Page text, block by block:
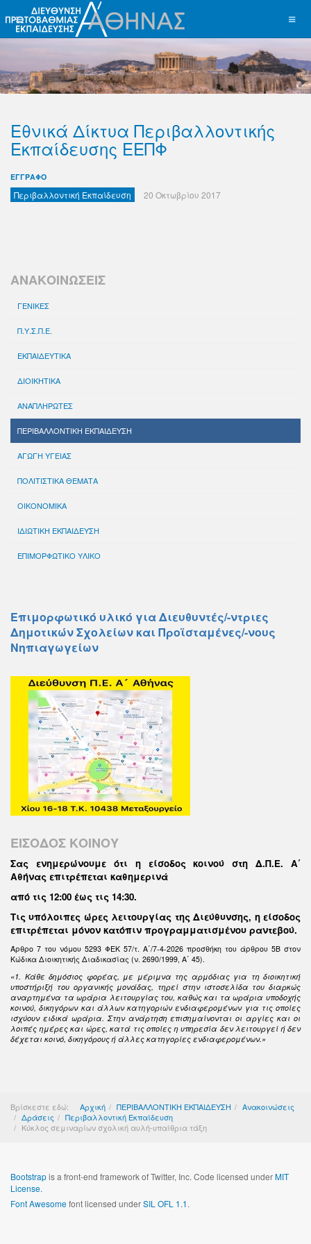
Eθνικά Δίκτυα Περιβαλλοντικής
Εκπαίδευσης ΕΕΠΦ
ΕΓΓΡΑΦΟ
Περιβαλλοντική Εκπαίδευση 20 Οκτωβρίου 2017
ΑΝΑΚΟΙΝΩΣΕΙΣ
ΓΕΝΙΚΕΣ
Π.Υ.Σ.Π.Ε.
ΕΚΠΑΙΔΕΥΤΙΚΑ
ΔΙΟΙΚΗΤΙΚΑ
ΑΝΑΠΛΗΡΩΤΕΣ
ΠΕΡΙΒΑΛΛΟΝΤΙΚΗ ΕΚΠΑΙΔΕΥΣΗ
ΑΓΩΓΗ ΥΓΕΙΑΣ
ΠΟΛΙΤΙΣΤΙΚΑ ΘΕΜΑΤΑ
ΟΙΚΟΝΟΜΙΚΑ
ΙΔΙΩΤΙΚΗ ΕΚΠΑΙΔΕΥΣΗ
ΕΠΙΜΟΡΦΩΤΙΚΟ ΥΛΙΚΟ
Επιμορφωτικό υλικό για Διευθυντές/-ντριες
Δημοτικών Σχολείων και Προϊσταμένες/-νους
Νηπιαγωγείων
ΕΙΣΟΔΟΣ ΚΟΙΝΟΥ
Σας ενημερώνουμε ότι η είσοδος κοινού στη Δ.Π.Ε. Α΄
Αθήνας επιτρέπεται καθημερινά
από τις 12:00 έως τις 14:30.
Τις υπόλοιπες ώρες λειτουργίας της Διεύθυνσης, η είσοδος
επιτρέπεται μόνον κατόπιν προγραμματισμένου ραντεβού.
Άρθρο 7 του νόμου 5293 ΦΕΚ 57/τ. Α΄/7-4-2026 προσθήκη του άρθρου 5Β στον
Κώδικα Διοικητικής Διαδικασίας (ν. 2690/1999, Α΄ 45).
«1. Κάθε δημόσιος φορέας, με μέριμνα της αρμόδιας για τη διοικητική
υποστήριξή του οργανικής μονάδας, τηρεί στην ιστοσελίδα του διαρκώς
αναρτημένα τα ωράρια λειτουργίας του, καθώς και τα ωράρια υποδοχής
κοινού, δικηγόρων και άλλων κατηγοριών ενδιαφερομένων για τις οποίες
ισχύουν ειδικά ωράρια. Στην ανάρτηση επισημαίνονται οι αργίες και οι
λοιπές ημέρες και ώρες, κατά τις οποίες η υπηρεσία δεν λειτουργεί ή δεν
δέχεται κοινό, δικηγόρους ή άλλες κατηγορίες ενδιαφερομένων.»
Βρίσκεστε εδώ: Αρχική ΠΕΡΙΒΑΛΛΟΝΤΙΚΗ ΕΚΠΑΙΔΕΥΣΗ
Ανακοινώσεις
Δράσεις
Περιβαλλοντική Εκπαίδευση
Κύκλος σεμιναρίων σχολική αυλή-υπαίθρια τάξη
Bootstrapis a front-end framework of Twitter, Inc. Code licensed underMIT
License.
Font Awesomefont licensed underSIL OFL 1.1.